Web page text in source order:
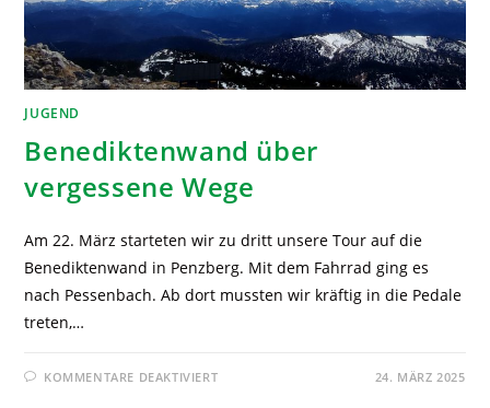
JUGEND
Benediktenwand über
vergessene Wege
Am 22. März starteten wir zu dritt unsere Tour auf die
Benediktenwand in Penzberg. Mit dem Fahrrad ging es
nach Pessenbach. Ab dort mussten wir kräftig in die Pedale
treten,…
KOMMENTARE DEAKTIVIERT 24. MÄRZ 2025